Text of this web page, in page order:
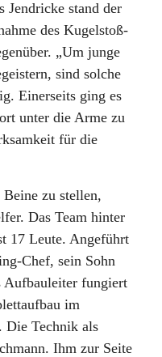
Jendricke stand der
des Kugelstoß-
„Um junge
sind solche
Einerseits ging es
unter die Arme zu
für die
zu stellen,
Das Team hinter
17 Leute. Angeführt
Chef, sein Sohn
Aufbauleiter fungiert
im
Die Technik als
Ihm zur Seite